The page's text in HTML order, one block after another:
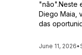
"não".Neste
Diego Maia,
das
June 11, 2026•